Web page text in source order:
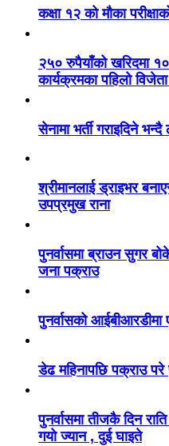
कक्षा १२ को मौका
२५० रुपैयाँको खरिदमा
कार्यक्रमका पहिलो
सेनामा भर्ती गराइदिने
श्रीमानलाई ड्राइभर
उपप्रमुख राना
पुनर्वासमा ब्राउन सुगर
जना पक्राउ
पुनर्वासको
डेढ महिनापछि पक्राउ परे
पुनर्वासमा तीजकै दिन
गयो ज्यान , दुई घाइते